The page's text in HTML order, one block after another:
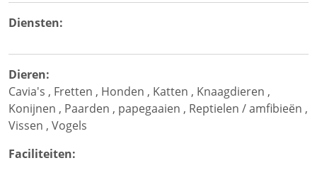
Diensten:
Dieren:
Cavia's , Fretten , Honden , Katten , Knaagdieren ,
Konijnen , Paarden , papegaaien , Reptielen / amfibieën ,
Vissen , Vogels
Faciliteiten: